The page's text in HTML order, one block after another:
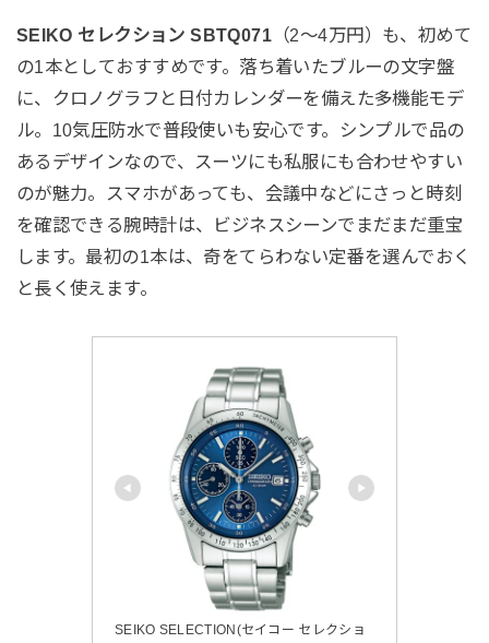
SEIKO セレクション SBTQ071 （2〜4万円）も、初めて
の1本としておすすめです。落ち着いたブルーの文字盤
に、クロノグラフと日付カレンダーを備えた多機能モデ
ル。10気圧防水で普段使いも安心です。シンプルで品の
あるデザインなので、スーツにも私服にも合わせやすい
のが魅力。スマホがあっても、会議中などにさっと時刻
を確認できる腕時計は、ビジネスシーンでまだまだ重宝
します。最初の1本は、奇をてらわない定番を選んでおく
と長く使えます。
SEIKO SELECTION(セイコー セレクショ